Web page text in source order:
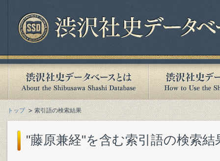
トップ 索引語の検索結果
"藤原兼経"を含む索引語の検索結